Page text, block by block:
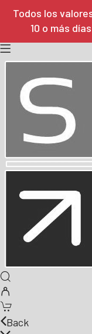
Todos los
10 o más
Back